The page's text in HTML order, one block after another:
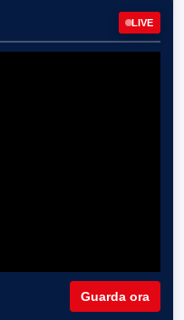
LIVE
Guarda ora